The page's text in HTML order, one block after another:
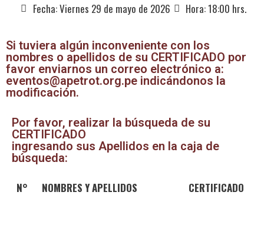
Fecha: Viernes 29 de mayo de 2026 Hora: 18:00 hrs.
Si tuviera algún inconveniente con los
nombres o apellidos de su CERTIFICADO por
favor enviarnos un correo electrónico a:
eventos@apetrot.org.pe indicándonos la
modificación.
Por favor, realizar la búsqueda de su
CERTIFICADO
ingresando sus Apellidos en la caja de
búsqueda:
N° NOMBRES Y APELLIDOS CERTIFICADO